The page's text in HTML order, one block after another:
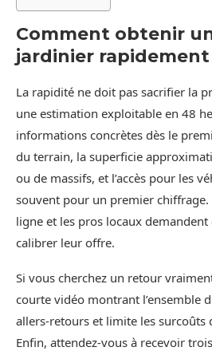
Comment obtenir
jardinier
La rapidité ne doit pas sacrifier la
une estimation exploitable en 48
informations concrètes dès le
du terrain, la superficie
ou de massifs, et l’accès pour les
souvent pour un premier chiffrage.
ligne et les pros locaux
calibrer leur offre.
Si vous cherchez un retour
courte vidéo montrant l’ensemble
allers-retours et limite les surcoûts
Enfin, attendez-vous à recevoir